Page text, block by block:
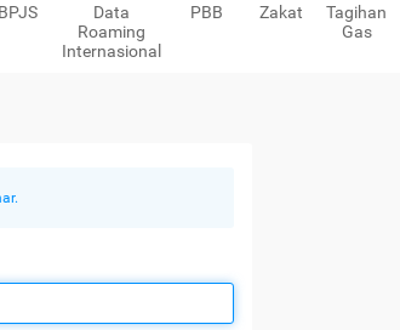
BPJS
Data
Roaming
Internasional
PBB Zakat
Tagihan
Gas